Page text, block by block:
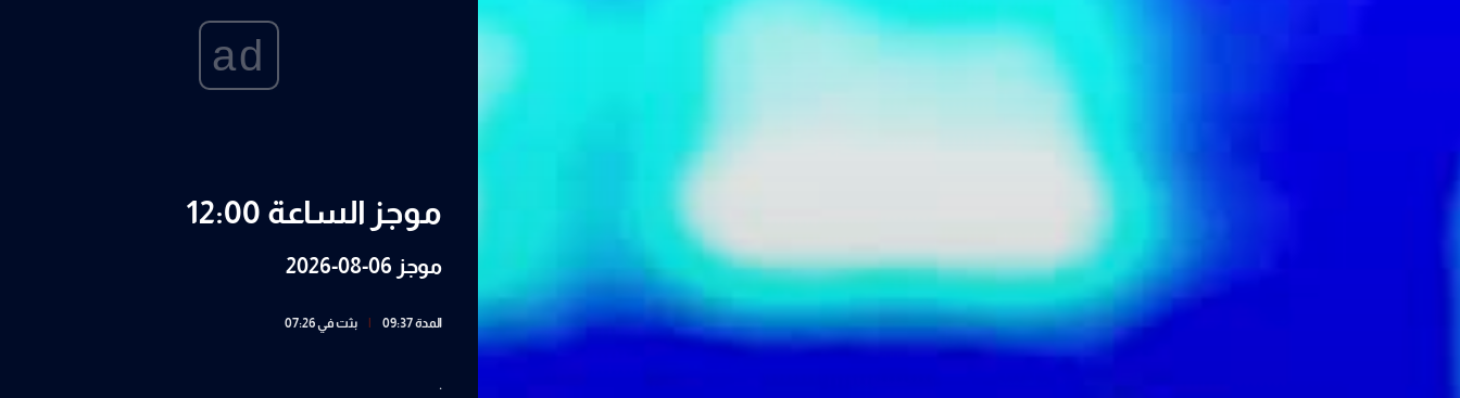
ad
موجز الساعة 12:00
موجز 06-08-2026
المدة 09:37 بثت في 07:26
.